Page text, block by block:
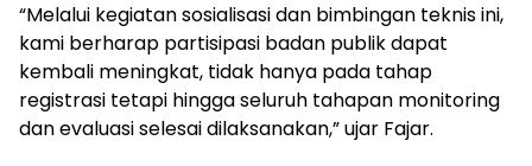
“Melalui kegiatan sosialisasi dan bimbingan teknis ini,
kami berharap partisipasi badan publik dapat
kembali meningkat, tidak hanya pada tahap
registrasi tetapi hingga seluruh tahapan monitoring
dan evaluasi selesai dilaksanakan,” ujar Fajar.